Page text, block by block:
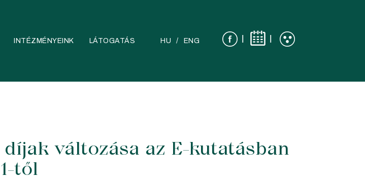
INTÉZMÉNYEINK LÁTOGATÁS HU ENG | |
változása az E-kutatásban
től